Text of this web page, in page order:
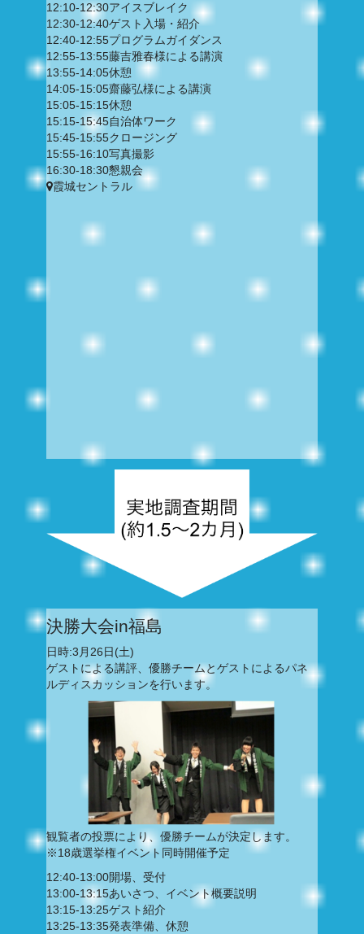
12:10-12:30アイスブレイク
12:30-12:40ゲスト入場・紹介
12:40-12:55プログラムガイダンス
12:55-13:55藤吉雅春様による講演
13:55-14:05休憩
14:05-15:05齋藤弘様による講演
15:05-15:15休憩
15:15-15:45自治体ワーク
15:45-15:55クロージング
15:55-16:10写真撮影
16:30-18:30懇親会
霞城セントラル
決勝大会in福島
日時:3月26日(土)
ゲストによる講評、優勝チームとゲストによるパネ
ルディスカッションを行います。
観覧者の投票により、優勝チームが決定します。
※18歳選挙権イベント同時開催予定
12:40-13:00開場、受付
13:00-13:15あいさつ、イベント概要説明
13:15-13:25ゲスト紹介
13:25-13:35発表準備、休憩